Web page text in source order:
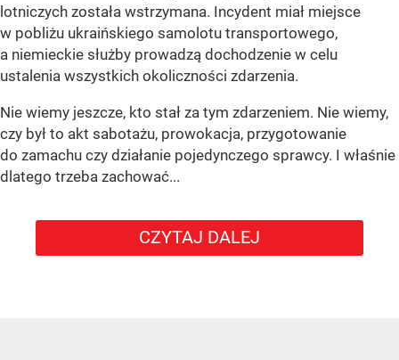
lotniczych została wstrzymana. Incydent miał miejsce
w pobliżu ukraińskiego samolotu transportowego,
a niemieckie służby prowadzą dochodzenie w celu
ustalenia wszystkich okoliczności zdarzenia.
Nie wiemy jeszcze, kto stał za tym zdarzeniem. Nie wiemy,
czy był to akt sabotażu, prowokacja, przygotowanie
do zamachu czy działanie pojedynczego sprawcy. I właśnie
dlatego trzeba zachować...
CZYTAJ DALEJ